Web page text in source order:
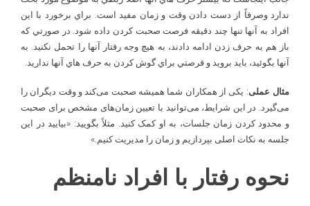
ندارد وصرفاً از دست دادن وقت و زمان مفيد است. براي برخورد با اين
افراد به آنها تنها چند دقيقه فرصت صحبت کردن داده شود. در صورتي که
باز هم به حرف زدن ادامه دادند، به هيچ وجه رفتار آنها را تحمل نکنيد. به
آنها بگوئيد، بايد برويد و فرصتي براي گوش کردن به حرف هاي آنها نداريد.
مثال عملی: یکی از همکاران شما همیشه صحبت می‌کند و وقت دیگران را
می‌گیرد. در این شرایط، می‌توانید با تعیین زمان‌های مشخص برای صحبت
و محدود کردن زمان جلسات، به او کمک کنید. مثلاً بگویید: «بیایید در این
جلسه به نکات اصلی بپردازیم و زمان را مدیریت کنیم.»
نحوه رفتار با افراد نامنظم